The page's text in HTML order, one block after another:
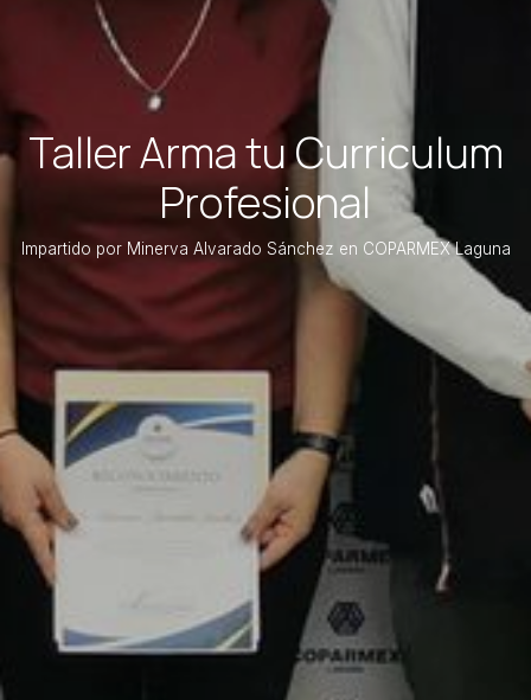
Taller Arma tu Curriculum
Profesional
Impartido por Minerva Alvarado Sánchez en COPARMEX Laguna